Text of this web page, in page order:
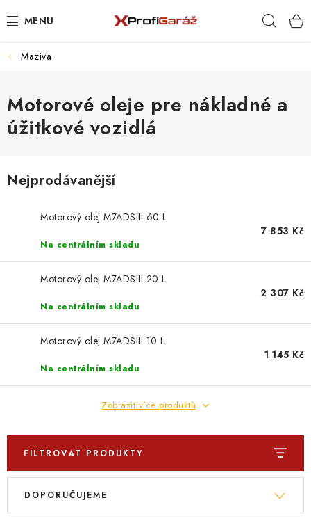
na
REALIZACE & ŘEŠENÍ
AKCE A NOVINKY
VYBAVENÍ PNEUSERVISU
NÁŘADÍ
ČIŠTĚNÍ A MYTÍ
PROFI PORADNA
AUTODOPLŇKY
KRYCÍ PLACHTY - CELTY
Jak nakupovat Obchodní podmínky
Cookies
Ochrana osobních údajú
Jak funguje Zásilkovna?
LICENCE K FOTOGRAFIÍM
Doplňkové služby Profigaráž.cz
Maziva
Motorové oleje pre nákladné a
úžitkové vozidlá
Nejprodávanější
Motorový olej M7ADSIII 60 L
Na centrálním skladu
7 853 Kč
Motorový olej M7ADSIII 20 L
Na centrálním skladu
2 307 Kč
Motorový olej M7ADSIII 10 L
Na centrálním skladu
1 145 Kč
Zobrazit více produktů
FILTROVAT PRODUKTY
V
Ř
DOPORUČUJEME